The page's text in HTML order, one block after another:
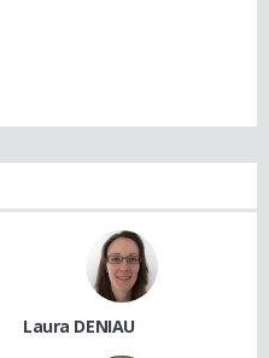
Laura DENIAU